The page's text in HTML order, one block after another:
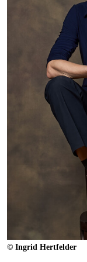
© Ingrid Hertfelder